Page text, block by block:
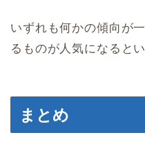
いずれも何かの傾向が
るものが人気になると
まとめ